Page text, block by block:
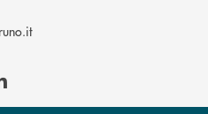
(si apre l’app di posta